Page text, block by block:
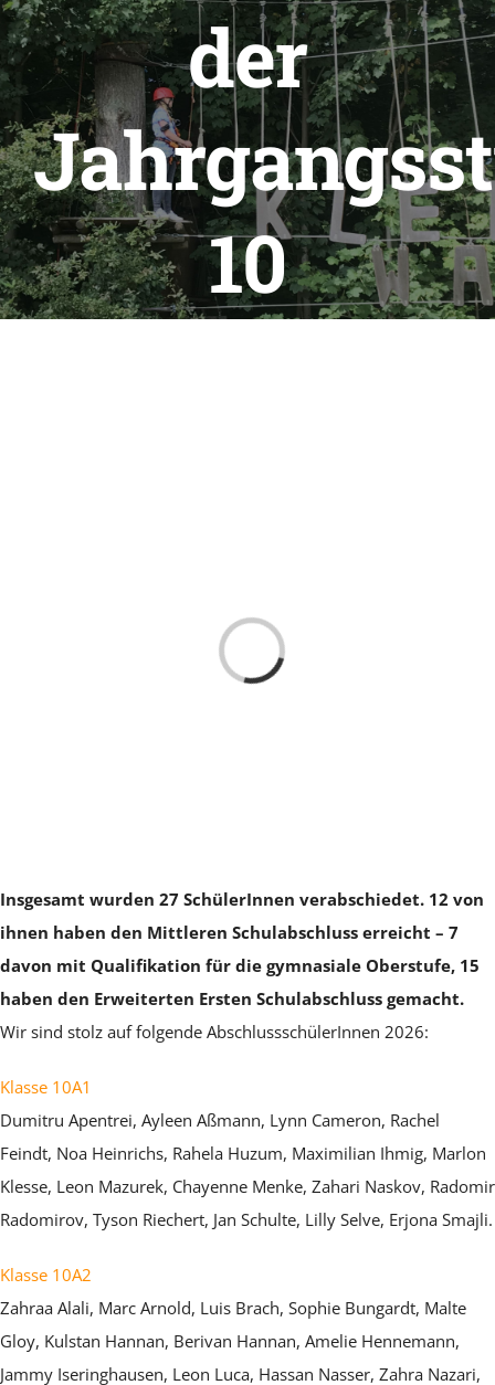
Über Uns
Kontakt
der
10
Loading...
Insgesamt wurden 27 SchülerInnen verabschiedet. 12 von
ihnen haben den Mittleren Schulabschluss erreicht – 7
davon mit Qualifikation für die gymnasiale Oberstufe, 15
haben den Erweiterten Ersten Schulabschluss gemacht.
Wir sind stolz auf folgende AbschlussschülerInnen 2026:
Klasse 10A1
Dumitru Apentrei, Ayleen Aßmann, Lynn Cameron, Rachel
Feindt, Noa Heinrichs, Rahela Huzum, Maximilian Ihmig, Marlon
Klesse, Leon Mazurek, Chayenne Menke, Zahari Naskov, Radomir
Radomirov, Tyson Riechert, Jan Schulte, Lilly Selve, Erjona Smajli.
Klasse 10A2
Zahraa Alali, Marc Arnold, Luis Brach, Sophie Bungardt, Malte
Gloy, Kulstan Hannan, Berivan Hannan, Amelie Hennemann,
Jammy Iseringhausen, Leon Luca, Hassan Nasser, Zahra Nazari,